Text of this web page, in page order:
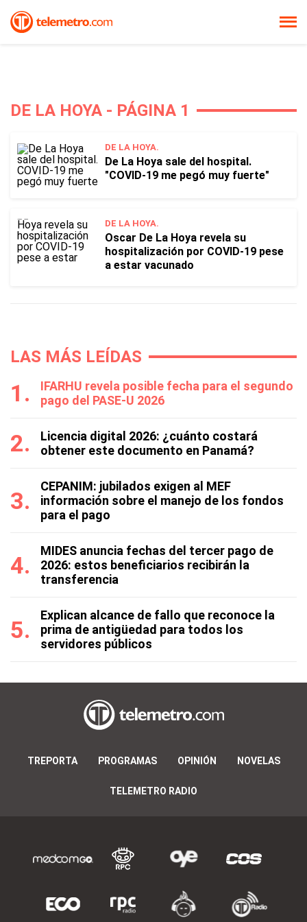
DE LA HOYA - PÁGINA 1
DE LA HOYA.
De La Hoya sale del hospital.
"COVID-19 me pegó muy fuerte"
DE LA HOYA.
Oscar De La Hoya revela su
hospitalización por COVID-19 pese
a estar vacunado
LAS MÁS LEÍDAS
IFARHU revela posible fecha para el segundo
pago del PASE-U 2026
Licencia digital 2026: ¿cuánto costará
obtener este documento en Panamá?
CEPANIM: jubilados exigen al MEF
información sobre el manejo de los fondos
para el pago
MIDES anuncia fechas del tercer pago de
2026: estos beneficiarios recibirán la
transferencia
Explican alcance de fallo que reconoce la
prima de antigüedad para todos los
servidores públicos
TREPORTA PROGRAMAS OPINIÓN NOVELAS
TELEMETRO RADIO